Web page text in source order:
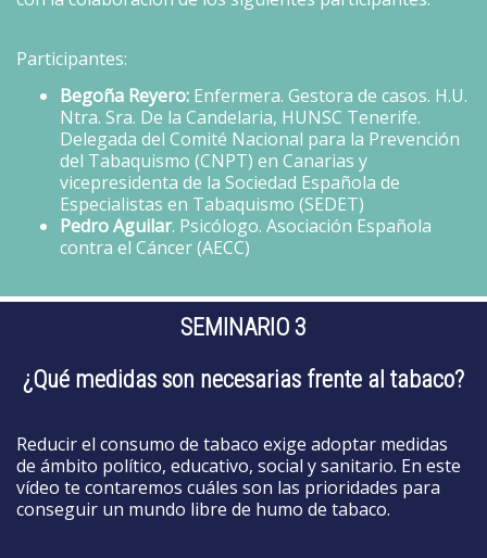
Participantes:
Begoña Reyero: Enfermera. Gestora de casos. H.U.
Ntra. Sra. De la Candelaria, HUNSC Tenerife.
Delegada del Comité Nacional para la Prevención
del Tabaquismo (CNPT) en Canarias y
vicepresidenta de la Sociedad Española de
Especialistas en Tabaquismo (SEDET)
Pedro Aguilar. Psicólogo. Asociación Española
contra el Cáncer(AECC)
SEMINARIO 3
¿Qué medidas son necesarias frente al tabaco?
Reducir el consumo de tabaco exige adoptar medidas
de ámbito político, educativo, social y sanitario. En este
vídeo te contaremos cuáles son las prioridades para
conseguir un mundo libre de humo de tabaco.